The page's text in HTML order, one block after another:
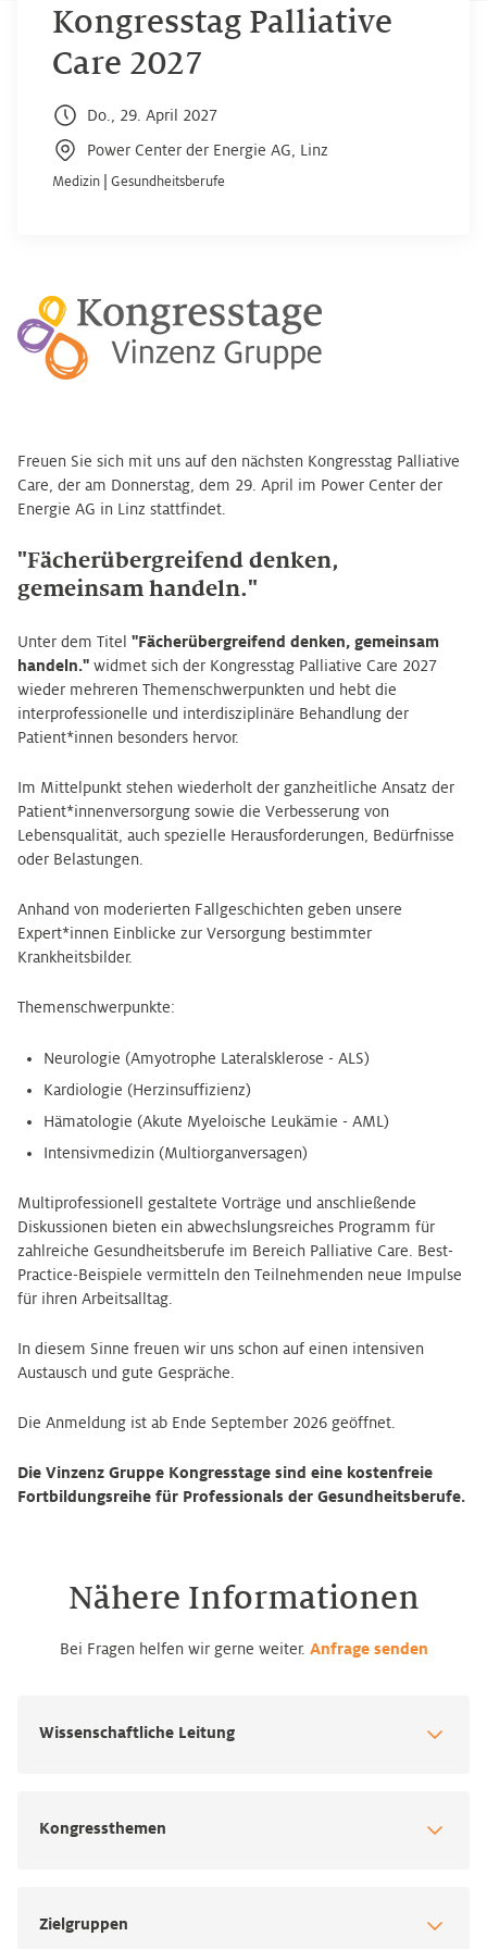
Kongresstag Palliative
Care 2027
Do., 29. April 2027
Power Center der Energie AG, Linz
Medizin Gesundheitsberufe
Freuen Sie sich mit uns auf den nächsten Kongresstag Palliative
Care, der am Donnerstag, dem 29. April im Power Center der
Energie AG in Linz stattfindet.
"Fächerübergreifend denken,
gemeinsam handeln."
Unter dem Titel "Fächerübergreifend denken, gemeinsam
handeln." widmet sich der Kongresstag Palliative Care 2027
wieder mehreren Themenschwerpunkten und hebt die
interprofessionelle und interdisziplinäre Behandlung der
Patient*innen besonders hervor.
Im Mittelpunkt stehen wiederholt der ganzheitliche Ansatz der
Patient*innenversorgung sowie die Verbesserung von
Lebensqualität, auch spezielle Herausforderungen, Bedürfnisse
oder Belastungen.
Anhand von moderierten Fallgeschichten geben unsere
Expert*innen Einblicke zur Versorgung bestimmter
Krankheitsbilder.
Themenschwerpunkte:
Neurologie (Amyotrophe Lateralsklerose - ALS)
Kardiologie (Herzinsuffizienz)
Hämatologie (Akute Myeloische Leukämie - AML)
Intensivmedizin (Multiorganversagen)
Multiprofessionell gestaltete Vorträge und anschließende
Diskussionen bieten ein abwechslungsreiches Programm für
zahlreiche Gesundheitsberufe im Bereich Palliative Care. Best-
Practice-Beispiele vermitteln den Teilnehmenden neue Impulse
für ihren Arbeitsalltag.
In diesem Sinne freuen wir uns schon auf einen intensiven
Austausch und gute Gespräche.
Die Anmeldung ist ab Ende September 2026 geöffnet.
Die Vinzenz Gruppe Kongresstage sind eine kostenfreie
Fortbildungsreihe für Professionals der Gesundheitsberufe.
Nähere Informationen
Bei Fragen helfen wir gerne weiter. Anfrage senden
Wissenschaftliche Leitung
Kongressthemen
Zielgruppen